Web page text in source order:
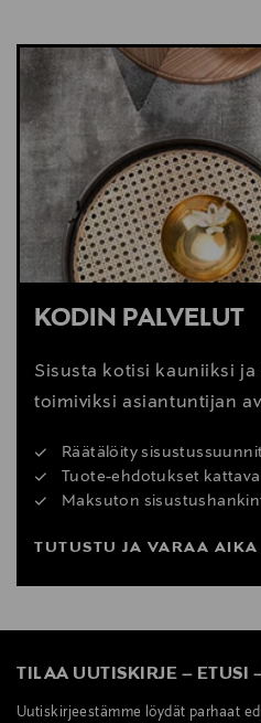
KATSO SISUSTUSVINKIT
KODIN PALVELUT
Sisusta kotisi kauniiksi
toimiviksi asiantuntijan
Räätälöity
Tuote-ehdotukset
Maksuton
TUTUSTU JA VARAA AIKA
TILAA UUTISKIRJE – ETUSI
Uutiskirjeestämme löydät parhaat